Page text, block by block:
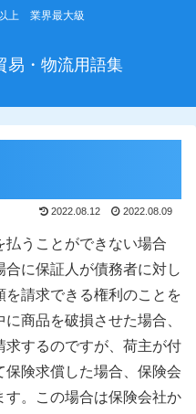
上 業界最大級
易・物流用語集
2022.08.12 2022.08.09
うことができない場合
に保証人が債務者に対し
請求できる権利のことを
商品を破損させた場合、
するのですが、荷主が付
険求償した場合、保険会
。この場合は保険会社か